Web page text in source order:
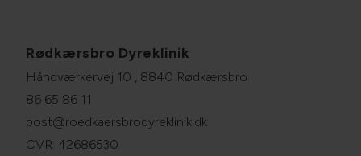
Rødkærsbro Dyreklinik
Håndværkervej 10 , 8840 Rødkærsbro
86 65 86 11
post@roedkaersbrodyreklinik.dk
CVR: 42686530